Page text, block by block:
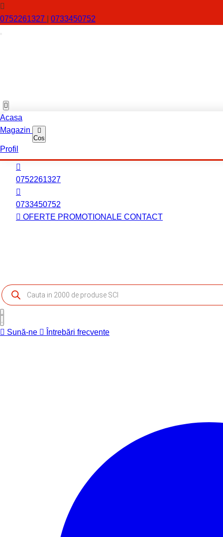
0752261327 0733450752
Acasa
Magazin
Cos
Profil
0752261327
0733450752
OFERTE PROMOTIONALE CONTACT
Products
search
Sună-ne Întrebări frecvente